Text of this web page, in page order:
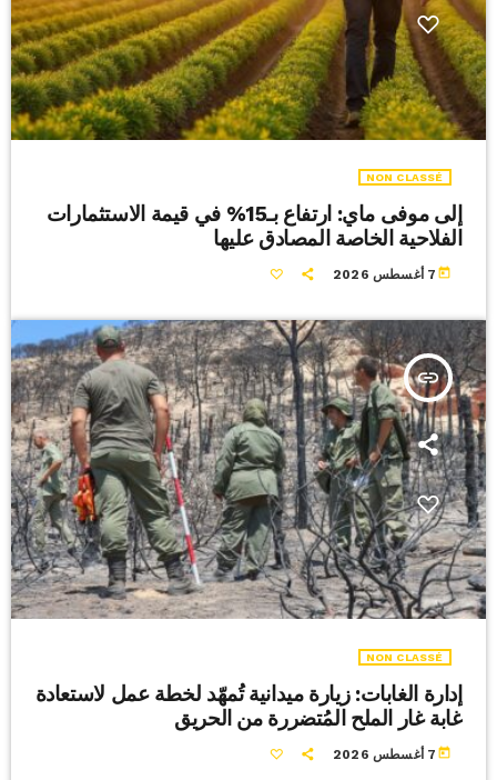
NON CLASSÉ
إلى موفى ماي: ارتفاع بـ15% في قيمة الاستثمارات
الفلاحية الخاصة المصادق عليها
today 7 أغسطس 2026
insert_link
NON CLASSÉ
إدارة الغابات: زيارة ميدانية تُمهّد لخطة عمل لاستعادة
غابة غار الملح المُتضررة من الحريق
today 7 أغسطس 2026